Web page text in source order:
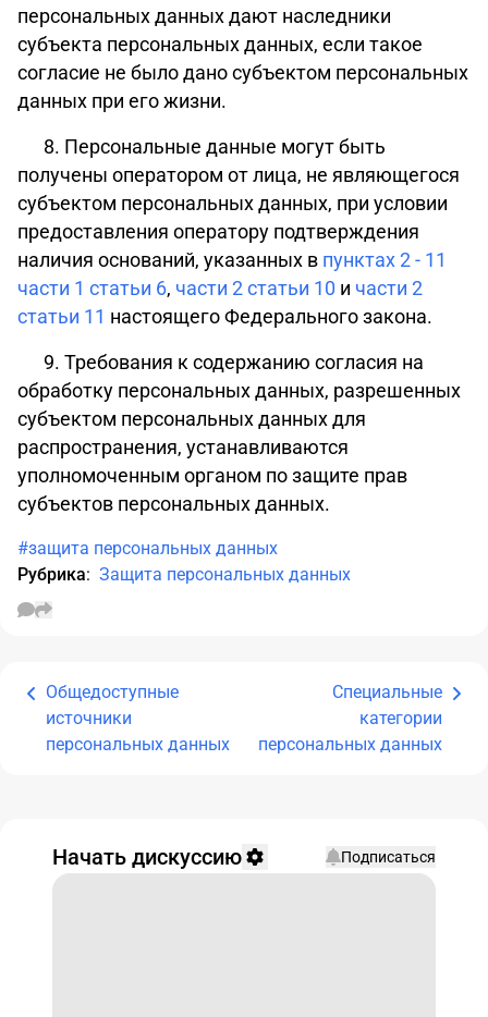
персональных данных дают наследники
субъекта персональных данных, если такое
согласие не было дано субъектом персональных
данных при его жизни.
8. Персональные данные могут быть
получены оператором от лица, не являющегося
субъектом персональных данных, при условии
предоставления оператору подтверждения
наличия оснований, указанных в пунктах 2 - 11
части 1 статьи 6, части 2 статьи 10 и части 2
статьи 11 настоящего Федерального закона.
9. Требования к содержанию согласия на
обработку персональных данных, разрешенных
субъектом персональных данных для
распространения, устанавливаются
уполномоченным органом по защите прав
субъектов персональных данных.
#защита персональных данных
Рубрика: Защита персональных данных
Общедоступные
источники
персональных данных
Специальные
категории
персональных данных
Начать дискуссию Подписаться